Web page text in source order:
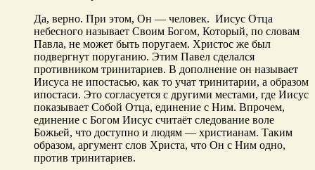
Да, верно. При этом, Он — человек. Иисус Отца
небесного называет Своим Богом, Который, по словам
Павла, не может быть поругаем. Христос же был
подвергнут поруганию. Этим Павел сделался
противником тринитариев. В дополнение он называет
Иисуса не ипостасью, как то учат тринитарии, а образом
ипостаси. Это согласуется с другими местами, где Иисус
показывает Собой Отца, единение с Ним. Впрочем,
единение с Богом Иисус считаёт следование воле
Божьей, что доступно и людям — христианам. Таким
образом, аргумент слов Христа, что Он с Ним одно,
против тринитариев.